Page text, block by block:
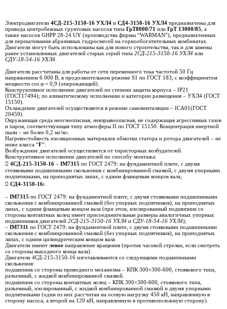
Электродвигатели 4СД-215-3150-16 УХЛ4 и СД4-3150-16 УХЛ4 предназначены для
привода центробежных грунтовых насосов типа ГрТ8000/71 или ГрТ 13000/85 , а
также насосов GHPP 28-24 UY (производства фирмы “WARMAN”) предназначенных
для перекачивания абразивных гидросмесей на горнообогатительных комбинатах.
Двигатели могут быть использованы как для нового строительства, так и для замены
ранее установленных двигателей старых серий типа 2СД-215-3150-16 УХЛ4 или
СДУ-18-54-16 УХЛ4
Двигатели рассчитаны для работы от сети переменного тока частотой 50 Гц
напряжением 6 000 В, в продолжительном режиме S1 по ГОСТ 183, с коэффициентом
мощности сos φ = 0,9 (опережающий).
Конструктивное исполнение двигателей по степени защиты корпуса – IP21
(ГОСТ17494); по климатическому исполнению и категории размещения – УХЛ4 (ГОСТ
15150).
Охлаждение двигателей осуществляется в режиме самовентиляции – ICA01(ГОСТ
20459).
Окружающая среда неогнеопасная, невзрывоопасная, не содержащая агрессивных газов
и паров, соответствующая типу атмосферы II по ГОСТ 15150. Концентрация инертной
пыли – не более 0,2 мг/м3
Нагревостойкость изоляционных материалов обмотки статора и ротора двигателей – не
ниже класса “F“.
Возбуждение двигателей осуществляется от тиристорных возбудителей.
Конструктивное исполнение двигателей по способу монтажа:
 4СД-215-3150-16 – IM7315 по ГОСТ 2479: на фундаментной плите, с двумя
стояковыми подшипниками скольжения с комбинированной смазкой, с двумя упорными
подпятниками, на приподнятых лапах, с одним фланцевым концом вала;
 СД4-3150-16:
– IM7315 по ГОСТ 2479: на фундаментной плите, с двумя стояковыми подшипниками
скольжения с комбинированной смазкой (без упорных подпятников), на приподнятых
лапах, с одним фланцевым концом вала (при этом, изолированный подшипник со
стороны контактных колец имеет присоединительные размеры аналогичных упорных
подшипников двигателей 2СД-215-3150-16 УХЛ4 и СДУ-18-54-16 УХЛ4);
– IM7311 по ГОСТ 2479: на фундаментной плите, с двумя стояковыми подшипниками
скольжения с комбинированной смазкой (без упорных подпятников), на приподнятых
лапах, с одним цилиндрическим концом вала
Двигатели имеют левое направление вращения (против часовой стрелки, если смотреть
со стороны выходного конца вала).
Двигатели 4СД-215-3150-16 изготавливаются со следующими подшипниками
скольжения:
подшипник со стороны приводного механизма – КПК 300×300-600, стоякового типа,
разъемный, с жидкой комбинированной смазкой.
подшипник со стороны контактных колец – КПК 300×300-600, стоякового типа,
разъемный, изолированный, с жидкой комбинированной смазкой и двумя упорными
подпятниками (один из них рассчитан на осевую нагрузку 450 кН, направленную в
сторону насоса; а второй на 120 кН, направленную в противоположную сторону).